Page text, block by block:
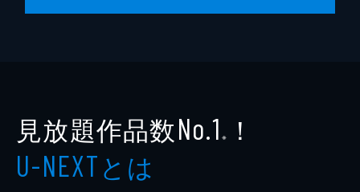
見放題作品数No.1 ※ ！
U-NEXTとは